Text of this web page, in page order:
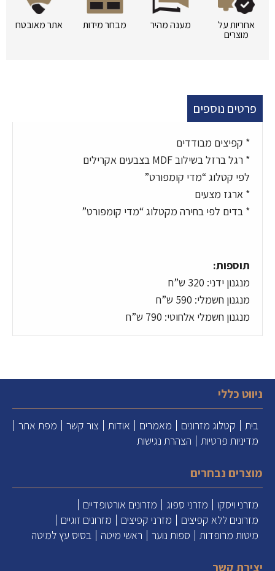
פרטים נוספים
* קפיצים מבודדים
* רגל ברזל בשילוב MDF בצבעים אקרילים
לפי קטלוג “מדי קומפורט”
* ארגז מצעים
* בדים לפי בחירה מקטלוג “מדי קומפורט”
תוספות:
מנגנון ידני: 320 ש”ח
מנגנון חשמלי: 590 ש”ח
מנגנון חשמלי אלחוטי: 790 ש”ח
אחריות על
מוצרים
מענה מהיר מבחר מידות אתר מאובטח
ניווט כללי
בית קטלוג מזרונים מאמרים אודות צור קשר
מפת אתר
מדיניות פרטיות
הצהרת נגישות
מוצרים נבחרים
מזרני ויסקו מזרני ספוג
מזרונים אורטופדיים
מזרונים ללא קפיצים
מזרני קפיצים
מזרונים זוגיים
מיטות מרופדות
ספות נוער ראשי מיטה בסיס עץ למיטה
יצירת קשר